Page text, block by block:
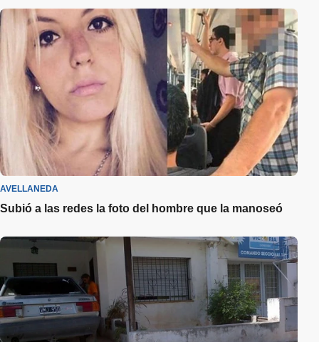
AVELLANEDA
Subió a las redes la foto del hombre que la manoseó